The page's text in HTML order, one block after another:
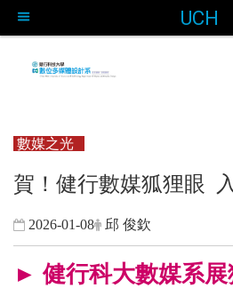
UCH
數媒之光
賀！健行數媒狐狸眼
2026-01-08 邱 俊欽
► 健行科大數媒系